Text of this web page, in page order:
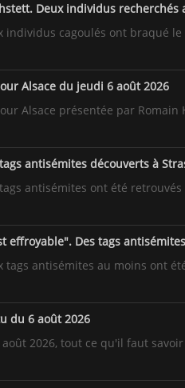
Deux individus
individus cagoulés ont braqué
Alsace du jeudi 6 août 2026
Alsace présentée par
antisémites découverts à
antisémites ont été
effroyable". Des tags
tags antisémites au moins ont
du 6 août 2026
août 2026, tout ce qu'il faut